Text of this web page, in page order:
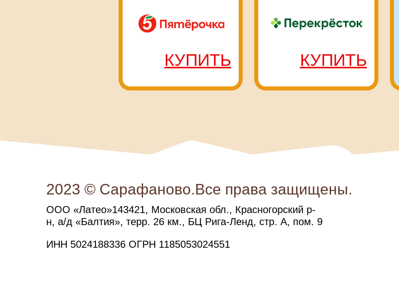
ИНН 5024188336 ОГРН 1185053024551
ООО «Латео»143421, Московская обл., Красногорский р-
н, а/д «Балтия», терр. 26 км., БЦ Рига-Ленд, стр. А, пом. 9
2023 © Сарафаново.Все права защищены.